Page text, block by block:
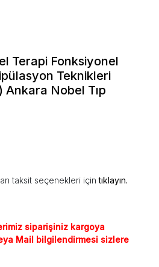
Terapi Fonksiyonel
Teknikleri
Ankara Nobel Tıp
taksit seçenekleri içintıklayın.
siparişiniz kargoya
Mail bilgilendirmesi sizlere